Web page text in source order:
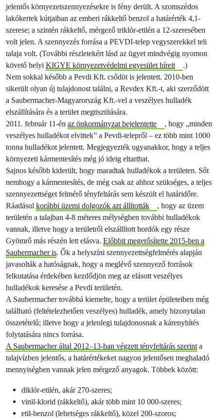
jelentős környezetszennyezésekre is fény derült. A szomszédos
lakókertek kútjaiban az emberi rákkeltő benzol a határérték 4,1-
szerese; a szintén rákkeltő, mérgező triklór-etilén a 12-szeresében
volt jelen. A szennyezés forrása a PEVDI-telep vegyszerekkel teli
talaja volt. (További részletekért lásd az ügyet mindvégig nyomon
követő helyi KIGYE környezetvédelmi egyesület híreit
.)
Nem sokkal később a Pevdi Kft. csődöt is jelentett. 2010-ben
sikerült olyan új tulajdonost találni, a Revdex Kft.-t, aki szerződött
a Saubermacher-Magyarország Kft.-vel a veszélyes hulladék
elszállítására és a terület megtisztítására.
2011. február 11-én az önkormányzat bejelentette
, hogy „minden
veszélyes hulladékot elvittek” a Pevdi-telepről – ez több mint 1000
tonna hulladékot jelentett. Megjegyezték ugyanakkor, hogy a teljes
környezeti kármentesítés még jó ideig eltarthat.
Sajnos később kiderült, hogy maradtak hulladékok a területen. Sőt
nemhogy a kármentesítés, de még csak az ahhoz szükséges, a teljes
szennyezettséget felmérő tényfeltárás sem készült el határidőre.
Ráadásul korábbi üzemi dolgozók azt állították
, hogy az üzem
területén a talajban 4-8 méteres mélységben további hulladékok
vannak, illetve hogy a területről elszállított hordók egy része
Gyömrő más részén lett elásva. Előbbit megerősítette 2015-ben a
Saubermacher is. Ők a helyszíni szennyezettségfelmérés alapján
javasolták a hatóságnak, hogy a meglévő szennyező források
felkutatása érdekében kezdődjön meg az elásott veszélyes
hulladékok keresése a Pevdi területén.
A Saubermacher továbbá kiemelte, hogy a terület épületeiben még
található (feltételezhetően veszélyes) hulladék, amely bizonytalan
összetételű; illetve hogy a jelenlegi tulajdonosnak a kárenyhítés
folytatására nincs forrása.
A Saubermacher által 2012–13-ban végzett tényfeltárás szerinta
talajvízben jelentős, a határértékeket nagyon jelentősen meghaladó
mennyiségben vannak jelen mérgező anyagok. Többek között:
diklór-etilén, akár 270-szeres;
vinil-klorid (rákkeltő), akár több mint 10 000-szeres;
etil-benzol (lehetséges rákkeltő), közel 200-szoros;